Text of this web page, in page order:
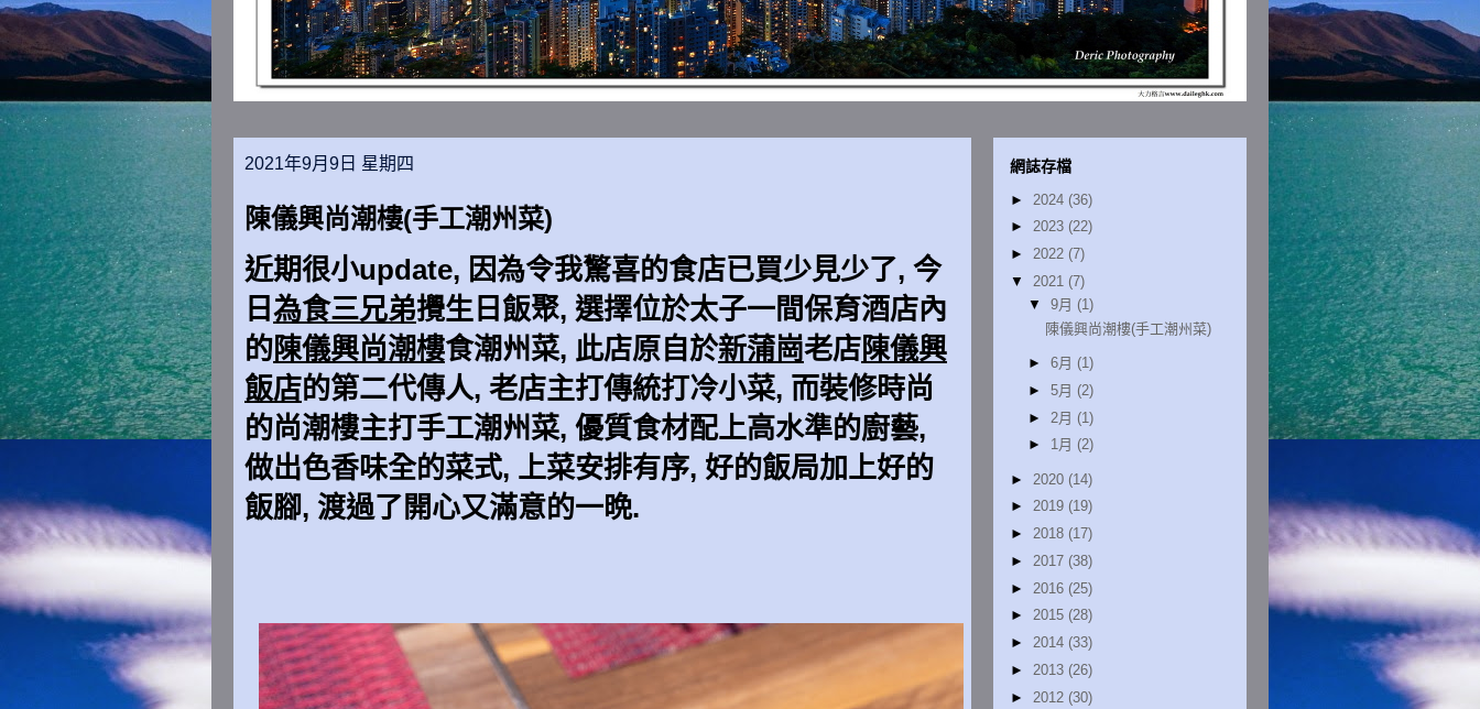
2021年9月9日 星期四
陳儀興尚潮樓(手工潮州菜)
近期很小update, 因為令我驚喜的食店已買少見少了, 今
日 為食三兄弟攪生日飯聚, 選擇位於太子一間保育酒店內
的陳儀興尚潮樓食潮州菜, 此店原自於新蒲崗老店陳儀興
飯店的第二代傳人, 老店主打傳統打冷小菜, 而裝修時尚
的尚潮樓主打手工潮州菜, 優質食材配上高水準的廚藝,
做出色香味全的菜式, 上菜安排有序, 好的飯局加上好的
飯腳, 渡過了開心又滿意的一晩.
網誌存檔
► 2024 (36)
► 2023 (22)
► 2022 (7)
▼ 2021 (7)
▼ 9月 (1)
陳儀興尚潮樓(手工潮州菜)
► 6月 (1)
► 5月 (2)
► 2月 (1)
► 1月 (2)
► 2020 (14)
► 2019 (19)
► 2018 (17)
► 2017 (38)
► 2016 (25)
► 2015 (28)
► 2014 (33)
► 2013 (26)
► 2012 (30)